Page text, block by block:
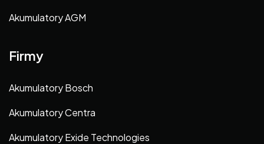
Akumulatory AGM
Firmy
Akumulatory Bosch
Akumulatory Centra
Akumulatory Exide Technologies